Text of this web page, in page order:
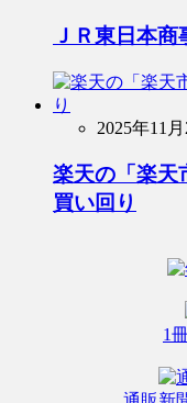
ＪＲ東日本
2025年11月
楽天の「楽天
買い回り
1